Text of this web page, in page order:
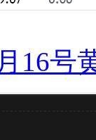
16号